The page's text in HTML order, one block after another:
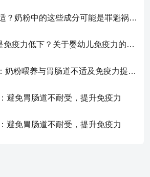
宝宝胃肠道不适？奶粉中的这些成分可能是罪魁祸首！
宝宝总生病就是免疫力低下？关于婴幼儿免疫力的真相，家长必须了解！
宝宝喂养难题：奶粉喂养与胃肠道不适及免疫力提升的奥秘
避免胃肠道不耐受，提升免疫力
避免胃肠道不耐受，提升免疫力